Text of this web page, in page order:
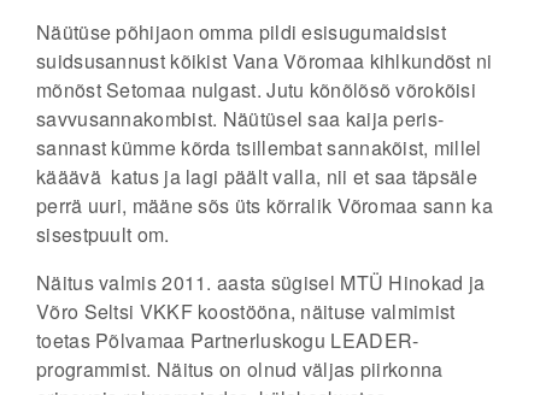
Näütüse põhijaon omma pildi esisugumaidsist
suidsusannust kõikist Vana Võromaa kihlkundõst ni
mõnõst Setomaa nulgast. Jutu kõnõlõsõ võrokõisi
savvusannakombist. Näütüsel saa kaija peris-
sannast kümme kõrda tsillembat sannakõist, millel
kääävä katus ja lagi päält valla, nii et saa täpsäle
perrä uuri, määne sõs üts kõrralik Võromaa sann ka
sisestpuult om.
Näitus valmis 2011. aasta sügisel MTÜ Hinokad ja
Võro Seltsi VKKF koostööna, näituse valmimist
toetas Põlvamaa Partnerluskogu LEADER-
programmist. Näitus on olnud väljas piirkonna